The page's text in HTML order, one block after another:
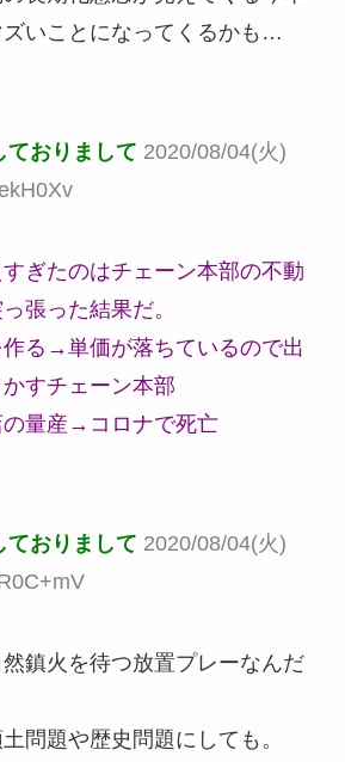
いことになってくるかも…
ておりまして 2020/08/04(火)
ぎたのはチェーン本部の不動
張った結果だ。
る→単価が落ちているので出
すチェーン本部
量産→コロナで死亡
ておりまして 2020/08/04(火)
鎮火を待つ放置プレーなんだ
問題や歴史問題にしても。